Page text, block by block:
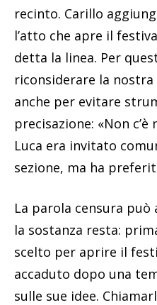
recinto. Carillo
l’atto che apre il
detta la linea. Per
riconsiderare la
anche per evitare
precisazione: «Non c’è
Luca era invitato
sezione, ma ha
La parola censura può
la sostanza resta:
scelto per aprire il
accaduto dopo una
sulle sue idee.